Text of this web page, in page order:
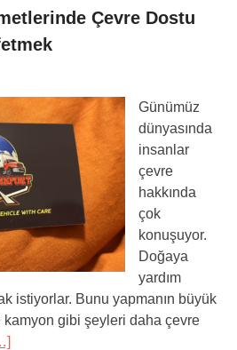
Çevre Dostu
Günümüz
dünyasında
insanlar
çevre
hakkında
çok
konuşuyor.
Doğaya
yardım
istiyorlar. Bunu yapmanın büyük
gibi şeyleri daha çevre